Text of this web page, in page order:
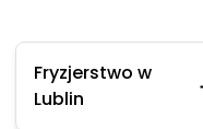
Fryzjerstwo w
Lublin